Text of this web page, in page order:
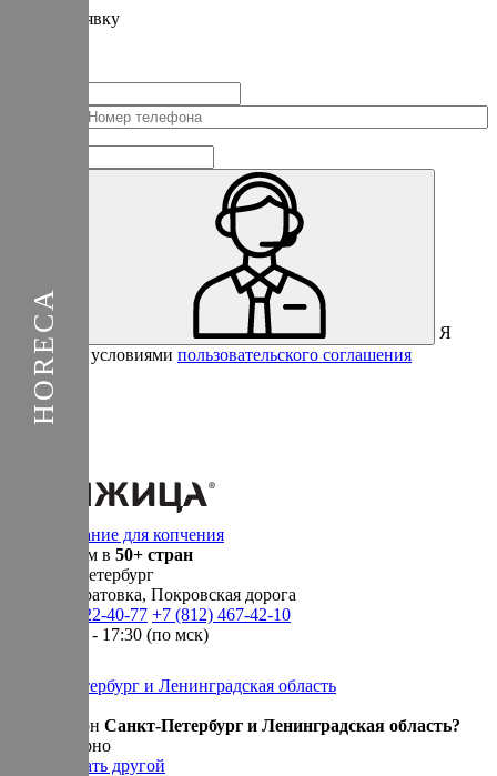
заявку
Соединенные
Отправить
Я
согласен с условиями пользовательского соглашения
Санкт-Петербург и Ленинградская область
Ваш регион Санкт-Петербург и Ленинградская область?
Да, все верно
Нет, выбрать другой
Оборудование для копчения
Доставляем в 50+ стран
Санкт-Петербург
п. Новосаратовка, Покровская дорога
+7 (905) 222-40-77 +7 (812) 467-42-10
пн-пт 9:00 - 17:30 (по мск)